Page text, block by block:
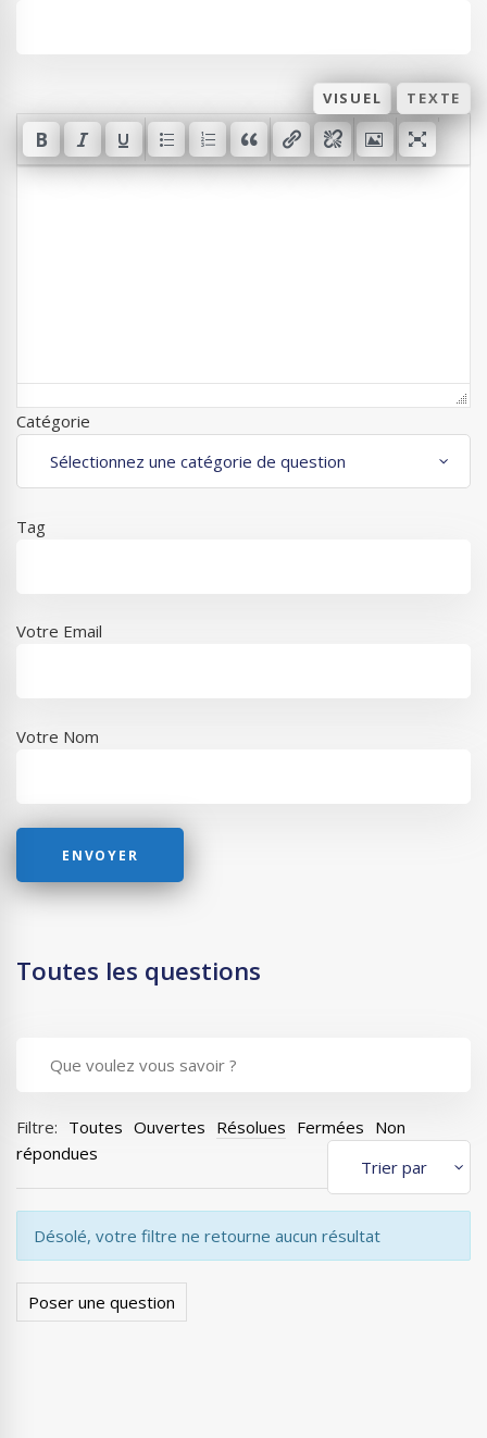
VISUEL TEXTE
Catégorie
Tag
Votre Email
Votre Nom
Toutes les questions
Filtre: Toutes Ouvertes Résolues Fermées Non
répondues
Désolé, votre filtre ne retourne aucun résultat
Poser une question